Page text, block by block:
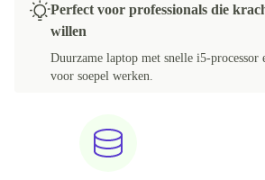
Perfect voor professionals die
willen
Duurzame laptop met snelle i5-processor
voor soepel werken.